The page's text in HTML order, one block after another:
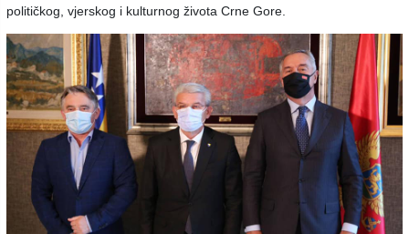
političkog, vjerskog i kulturnog života Crne Gore.